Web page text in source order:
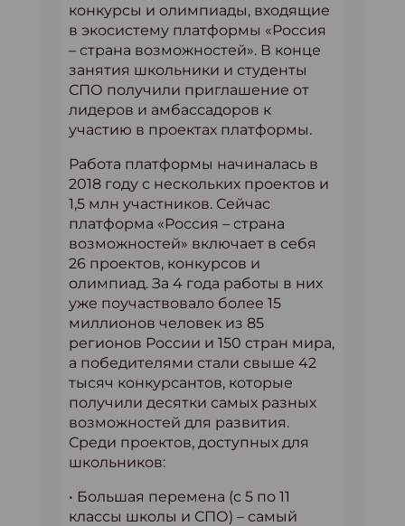
конкурсы и олимпиады, входящие
в экосистему платформы «Россия
– страна возможностей». В конце
занятия школьники и студенты
СПО получили приглашение от
лидеров и амбассадоров к
участию в проектах платформы.
Работа платформы начиналась в
2018 году с нескольких проектов и
1,5 млн участников. Сейчас
платформа «Россия – страна
возможностей» включает в себя
26 проектов, конкурсов и
олимпиад. За 4 года работы в них
уже поучаствовало более 15
миллионов человек из 85
регионов России и 150 стран мира,
а победителями стали свыше 42
тысяч конкурсантов, которые
получили десятки самых разных
возможностей для развития.
Среди проектов, доступных для
школьников:
• Большая перемена (с 5 по 11
классы школы и СПО) – самый